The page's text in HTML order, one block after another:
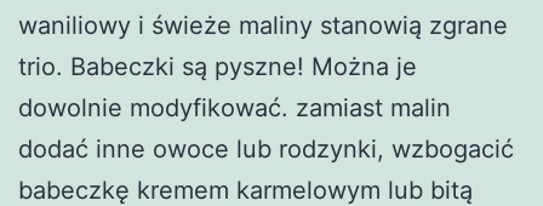
waniliowy i świeże maliny stanowią zgrane
trio. Babeczki są pyszne! Można je
dowolnie modyfikować. zamiast malin
dodać inne owoce lub rodzynki, wzbogacić
babeczkę kremem karmelowym lub bitą